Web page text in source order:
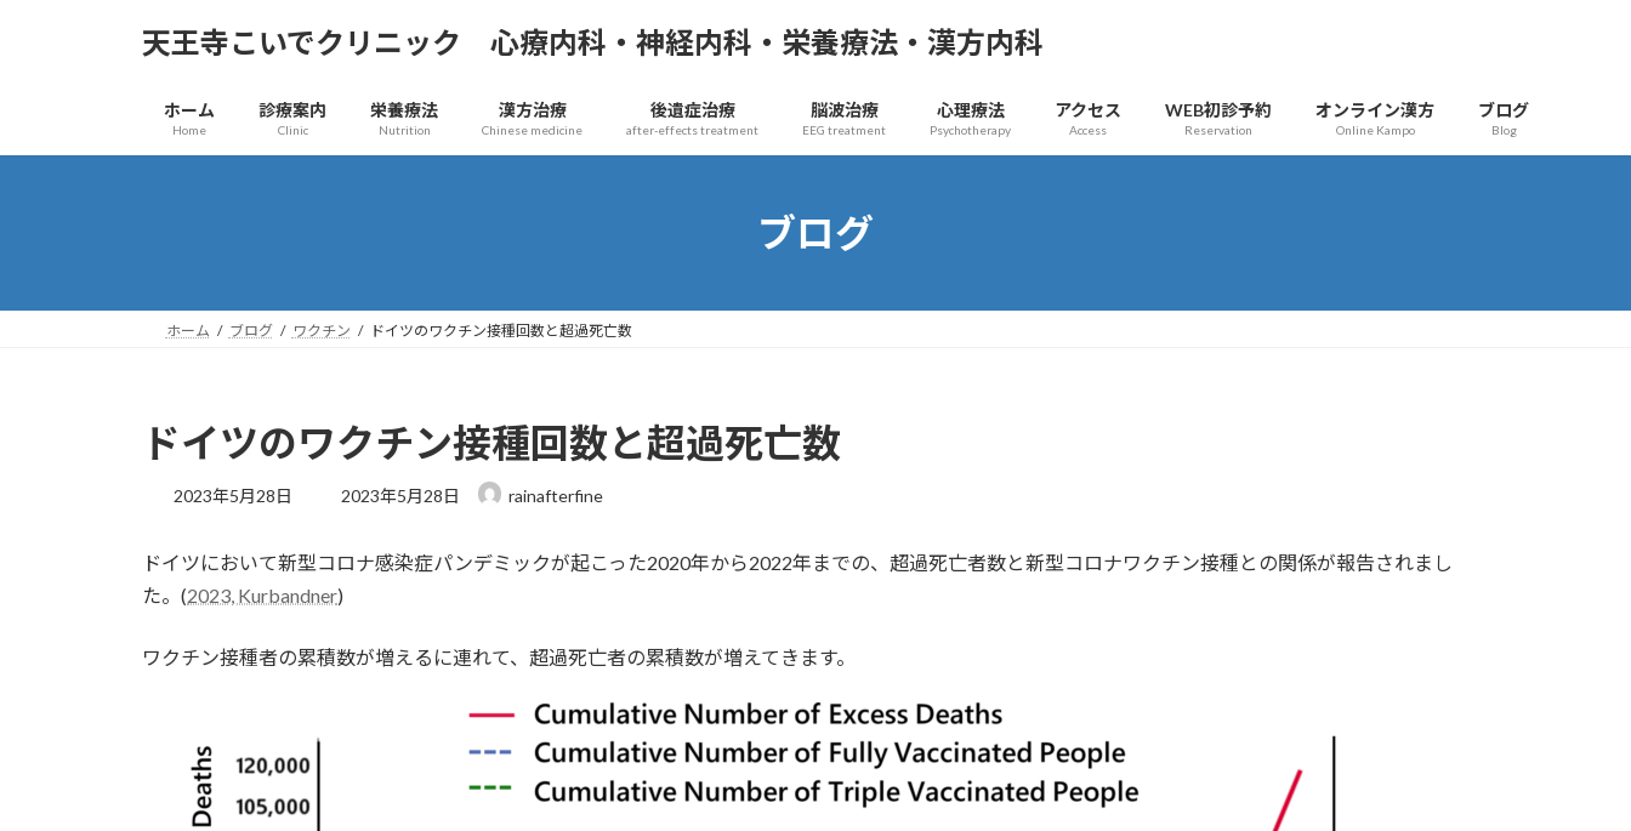
へ
ョ
天王寺こいでクリニック 心療内科・神経内科・栄養療法・漢方内科
ホーム
Home
診療案内
Clinic
栄養療法
Nutrition
漢方治療
Chinese medicine
後遺症治療
after-effects treatment
脳波治療
EEG treatment
心理療法
Psychotherapy
アクセス
Access
WEB初診予約
Reservation
オンライン漢方
Online Kampo
ブログ
Blog
ブログ
ホーム ブログ ワクチン ドイツのワクチン接種回数と超過死亡数
ドイツのワクチン接種回数と超過死亡数
2023年5月28日
最
新
日
時
2023年5月28日 rainafterfine
ドイツにおいて新型コロナ感染症パンデミックが起こった2020年から2022年までの、超過死亡者数と新型コロナワクチン接種との関係が報告されまし
た。(2023, Kurbandner)
ワクチン接種者の累積数が増えるに連れて、超過死亡者の累積数が増えてきます。